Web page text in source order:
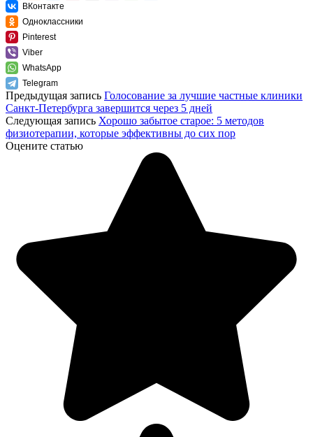
ВКонтакте
Одноклассники
Pinterest
Viber
WhatsApp
Telegram
Предыдущая запись Голосование за лучшие частные клиники
Санкт-Петербурга завершится через 5 дней
Следующая запись Хорошо забытое старое: 5 методов
физиотерапии, которые эффективны до сих пор
Оцените статью